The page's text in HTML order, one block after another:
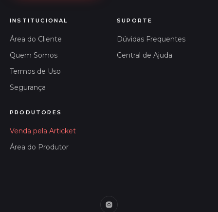
INSTITUCIONAL
Área do Cliente
Quem Somos
Termos de Uso
Segurança
SUPORTE
Dúvidas Frequentes
Central de Ajuda
PRODUTORES
Venda pela Articket
Área do Produtor